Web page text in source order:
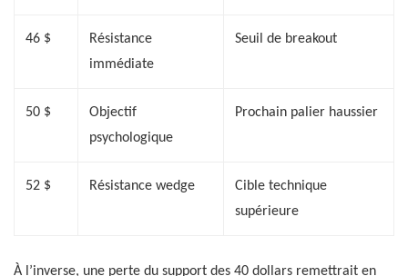
46 $
Résistance
immédiate
Seuil de breakout
50 $
Objectif
psychologique
Prochain palier haussier
52 $ Résistance wedge
Cible technique
supérieure
À l’inverse, une perte du support des 40 dollars remettrait en